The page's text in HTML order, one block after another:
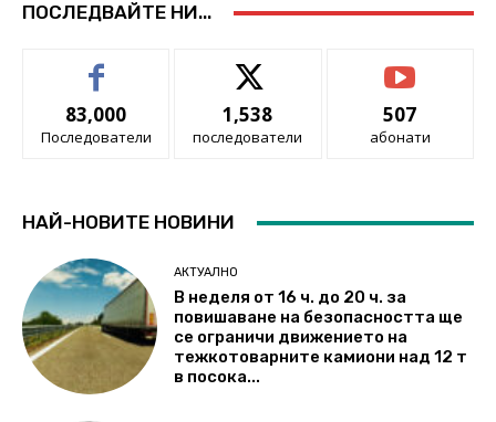
ПОСЛЕДВАЙТЕ НИ...
83,000
Последователи
1,538
последователи
507
абонати
НАЙ-НОВИТЕ НОВИНИ
АКТУАЛНО
В неделя от 16 ч. до 20 ч. за
повишаване на безопасността ще
се ограничи движението на
тежкотоварните камиони над 12 т
в посока...